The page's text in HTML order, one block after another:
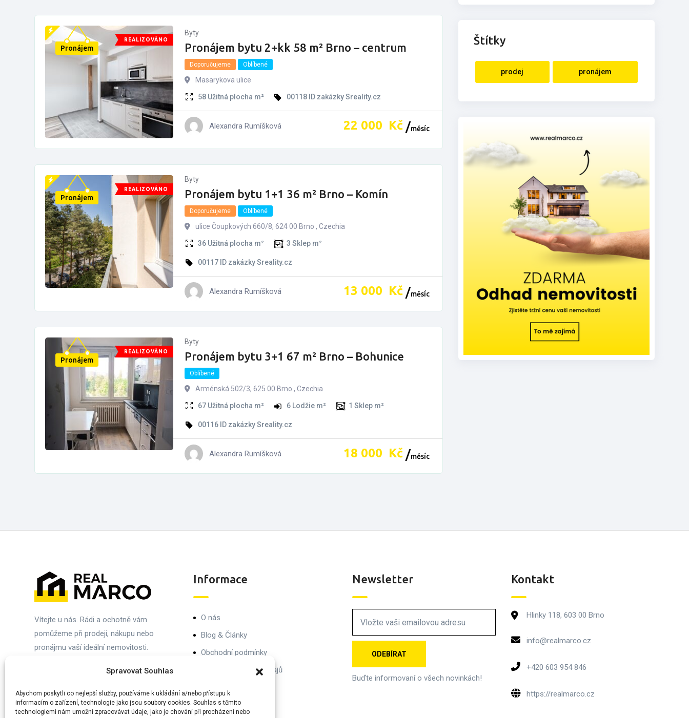
Spravovat Souhlas
Abychom poskytli co nejlepší služby, používáme k ukládání a/nebo přístupu k
informacím o zařízení, technologie jako jsou soubory cookies. Souhlas s těmito
technologiemi nám umožní zpracovávat údaje, jako je chování při procházení nebo
REALIZOVÁNO
Pronájem
Byty
Pronájem bytu 2+kk 58 m² Brno – centrum
Doporučujeme Oblíbené
Masarykova ulice
58 Užitná plocha m² 00118 ID zakázky Sreality.cz
Alexandra Rumíšková 22­ ­­000­ ­­ Kč měsíc
REALIZOVÁNO
Pronájem
Byty
Pronájem bytu 1+1 36 m² Brno – Komín
Doporučujeme Oblíbené
ulice Čoupkových 660/8, 624 00 Brno , Czechia
36 Užitná plocha m² 3 Sklep m²
00117 ID zakázky Sreality.cz
Alexandra Rumíšková 13­ ­­000­ ­­ Kč měsíc
REALIZOVÁNO
Pronájem
Byty
Pronájem bytu 3+1 67 m² Brno – Bohunice
Oblíbené
Arménská 502/3, 625 00 Brno , Czechia
67 Užitná plocha m² 6 Lodžie m² 1 Sklep m²
00116 ID zakázky Sreality.cz
Alexandra Rumíšková 18­ ­­000­ ­­ Kč měsíc
Štítky
prodej pronájem
Vítejte u nás. Rádi a ochotně vám
pomůžeme při prodeji, nákupu nebo
pronájmu vaší ideální nemovitosti.
vám můžeme pomoci.
Informace
O nás
Blog & Články
Obchodní podmínky
Ochrana osobních údajů
Newsletter
Buďte informovaní o všech novinkách!
Kontakt
Hlinky 118, 603 00 Brno
info@realmarco.cz
+420 603 954 846
https://realmarco.cz